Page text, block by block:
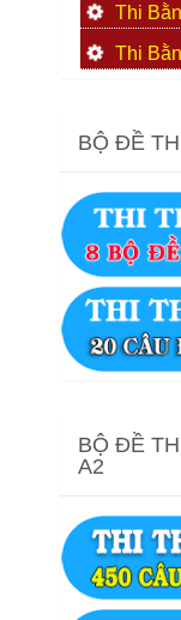
Thi
Thi
BỘ ĐỀ
BỘ ĐỀ
A2